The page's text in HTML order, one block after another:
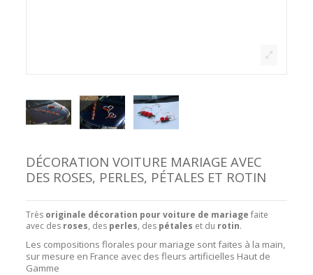
DÉCORATION VOITURE MARIAGE AVEC
DES ROSES, PERLES, PÉTALES ET ROTIN
Très originale décoration pour voiture de mariage faite
avec des roses, des perles, des pétales et du rotin.
Les compositions florales pour mariage sont faites à la main,
sur mesure en France avec des fleurs artificielles Haut de
Gamme